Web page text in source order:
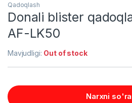
Qadoqlash
Donali blister
AF-LK50
Mavjudligi: Out of stock
Narxni